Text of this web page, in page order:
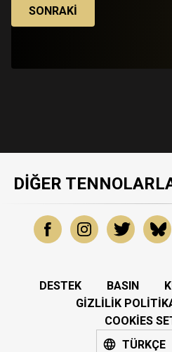
SONRAKI
DIĞER
DESTEK BASIN
GIZLILIK
COOKIES
TÜRKÇE